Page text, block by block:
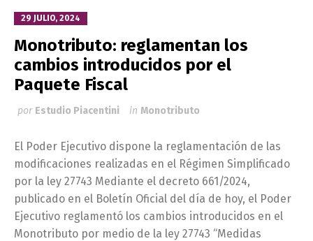
29 JULIO, 2024
Monotributo: reglamentan los
cambios introducidos por el
Paquete Fiscal
por Estudio Piacentini in Monotributo
El Poder Ejecutivo dispone la reglamentación de las
modificaciones realizadas en el Régimen Simplificado
por la ley 27743 Mediante el decreto 661/2024,
publicado en el Boletín Oficial del día de hoy, el Poder
Ejecutivo reglamentó los cambios introducidos en el
Monotributo por medio de la ley 27743 “Medidas